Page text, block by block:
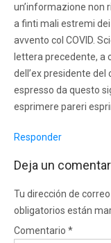
un’informazione non
a finti mali estremi
avvento col COVID.
lettera precedente, a
dell’ex presidente del
espresso da questo
esprimere pareri
Responder
Deja un
Tu dirección de
obligatorios están
Comentario *